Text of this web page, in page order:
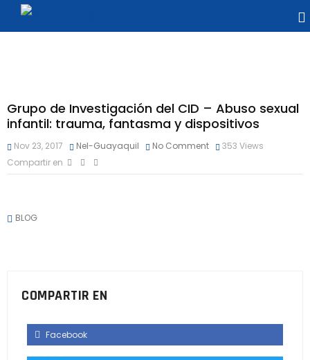
Grupo de Investigación del CID – Abuso sexual
infantil: trauma, fantasma y dispositivos
Nov 23, 2017 Nel-Guayaquil No Comment 353 Views
Compartir en
BLOG
COMPARTIR EN
Facebook